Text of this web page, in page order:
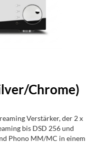
Chrome)
Verstärker, der 2 x
bis DSD 256 und
Phono MM/MC in einem